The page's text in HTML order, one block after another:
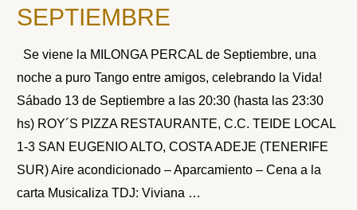
SEPTIEMBRE
Se viene la MILONGA PERCAL de Septiembre, una
noche a puro Tango entre amigos, celebrando la Vida!
Sábado 13 de Septiembre a las 20:30 (hasta las 23:30
hs) ROY´S PIZZA RESTAURANTE, C.C. TEIDE LOCAL
1-3 SAN EUGENIO ALTO, COSTA ADEJE (TENERIFE
SUR) Aire acondicionado – Aparcamiento – Cena a la
carta Musicaliza TDJ: Viviana …